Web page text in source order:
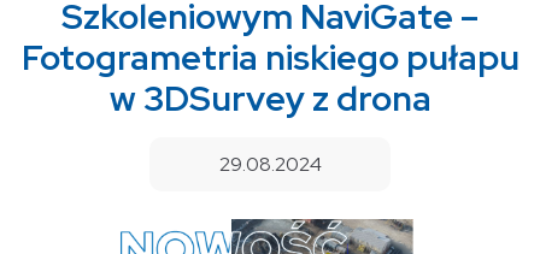
Szkoleniowym NaviGate –
Fotogrametria niskiego pułapu
w 3DSurvey z drona
29.08.2024